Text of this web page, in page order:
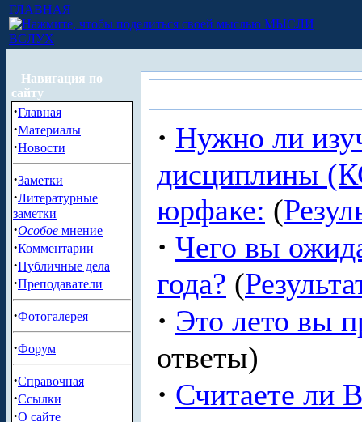
ГЛАВНАЯ
МЫСЛИ
ВСЛУХ
Навигация по
сайту
·Главная
·Материалы
·Новости
·Заметки
·Литературные
заметки
·Особое мнение
·Комментарии
·Публичные дела
·Преподаватели
·Фотогалерея
·Форум
·Справочная
·Ссылки
·О сайте
· Нужно ли
дисциплины
юрфаке: (
· Чего вы
года? (
· Это лето вы
ответы)
· Считаете ли